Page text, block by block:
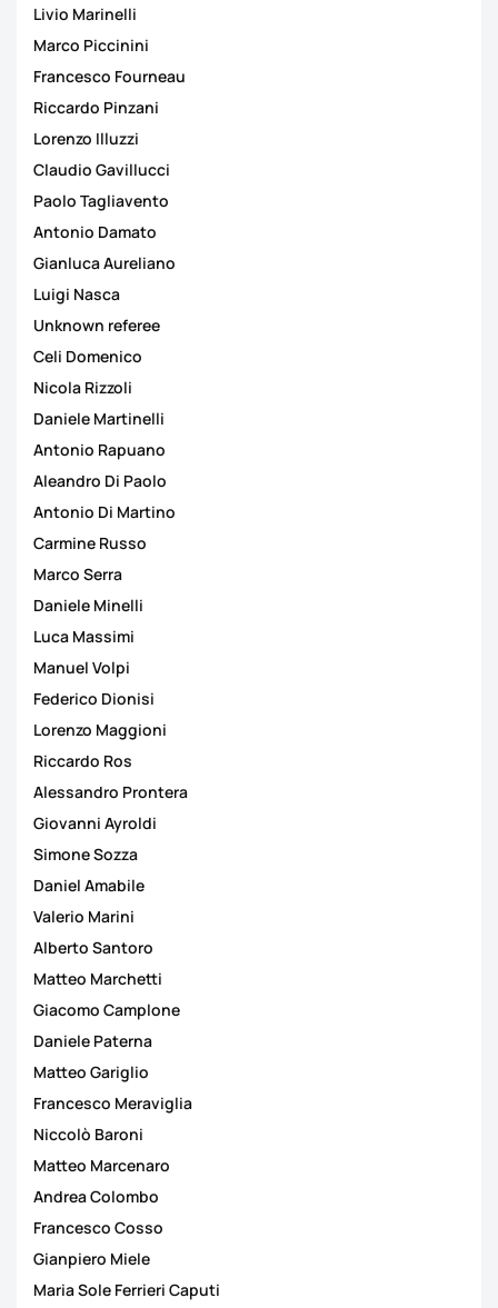
Livio Marinelli
Marco Piccinini
Francesco Fourneau
Riccardo Pinzani
Lorenzo Illuzzi
Claudio Gavillucci
Paolo Tagliavento
Antonio Damato
Gianluca Aureliano
Luigi Nasca
Unknown referee
Celi Domenico
Nicola Rizzoli
Daniele Martinelli
Antonio Rapuano
Aleandro Di Paolo
Antonio Di Martino
Carmine Russo
Marco Serra
Daniele Minelli
Luca Massimi
Manuel Volpi
Federico Dionisi
Lorenzo Maggioni
Riccardo Ros
Alessandro Prontera
Giovanni Ayroldi
Simone Sozza
Daniel Amabile
Valerio Marini
Alberto Santoro
Matteo Marchetti
Giacomo Camplone
Daniele Paterna
Matteo Gariglio
Francesco Meraviglia
Niccolò Baroni
Matteo Marcenaro
Andrea Colombo
Francesco Cosso
Gianpiero Miele
Maria Sole Ferrieri Caputi